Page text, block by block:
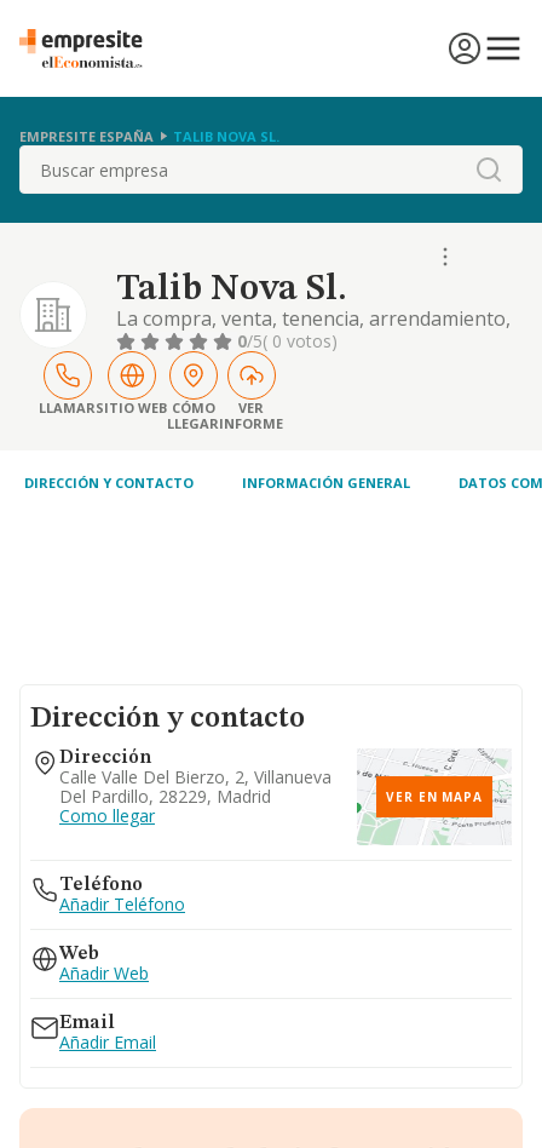
EMPRESITE ESPAÑA TALIB NOVA SL.
Buscar
Talib Nova Sl.
La compra, venta, tenencia, arrendamiento,
gestión, explotación, promoción y
construcción de inmuebles. excluido el
arrendamiento financiero-leasing.
construcción completa, reparación y
conservación de edificaciones
0/5( 0 votos)
LLAMARSITIO WEB CÓMO
LLEGAR
VER
INFORME
DIRECCIÓN Y CONTACTO INFORMACIÓN GENERAL DATOS
Dirección y contacto
Dirección
Calle Valle Del Bierzo, 2, Villanueva
Del Pardillo, 28229, Madrid
Como llegar
VER EN MAPA
Teléfono
Añadir Teléfono
Web
Añadir Web
Email
Añadir Email